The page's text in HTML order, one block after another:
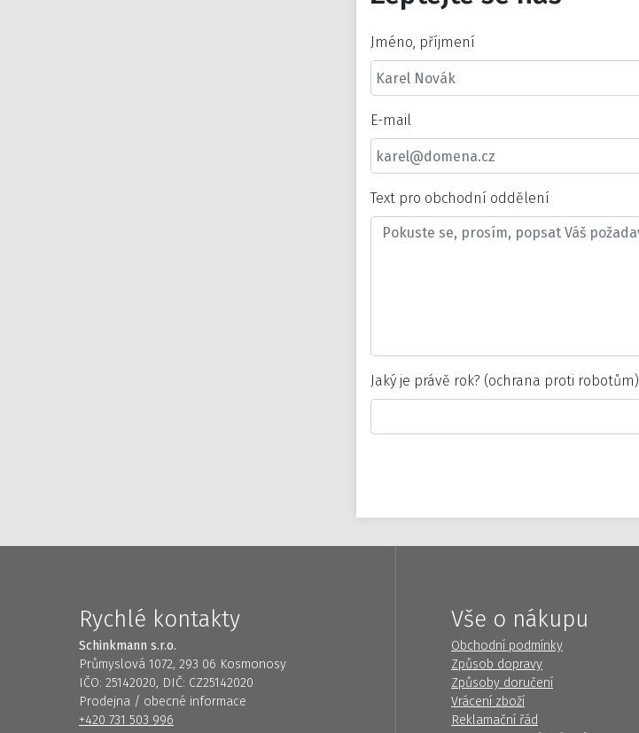
Jméno, příjmení
E-mail
Text pro obchodní oddělení
Jaký je právě rok? (ochrana proti robotům)
Rychlé kontakty
Schinkmann s.r.o.
Průmyslová 1072, 293 06 Kosmonosy
IČO: 25142020, DIČ: CZ25142020
Prodejna / obecné informace
+420 731 503 996
Vše o nákupu
Obchodní podmínky
Způsob dopravy
Způsoby doručení
Vrácení zboží
Reklamační řád